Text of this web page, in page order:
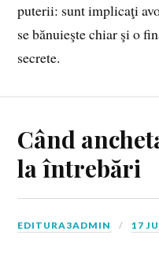
puterii: sunt implicaţi
se bănuieşte chiar şi o
secrete.
Când
la întrebări
EDITURA3ADMIN 17